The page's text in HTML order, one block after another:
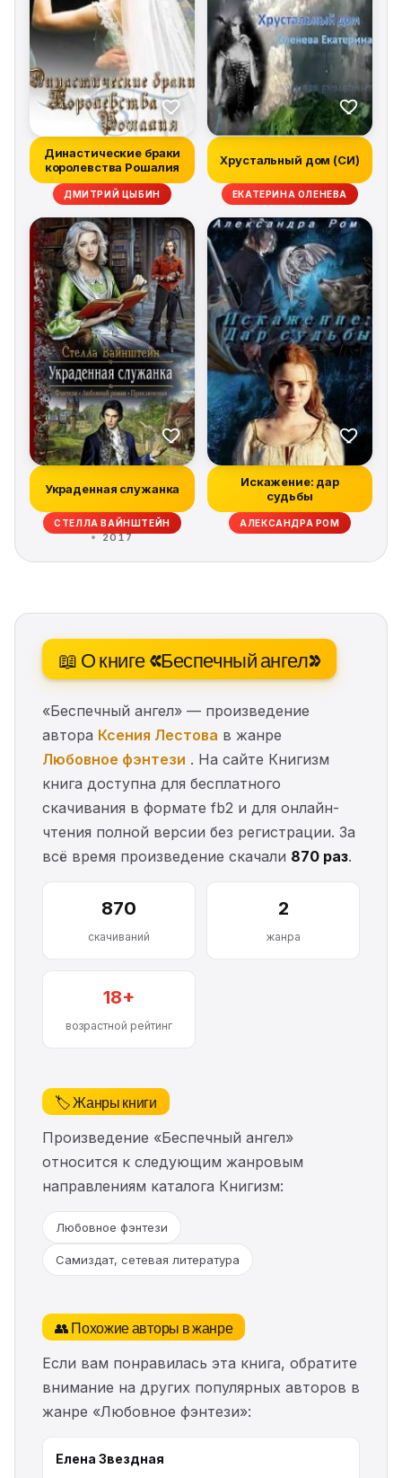
Династические браки
королевства Рошалия
ДМИТРИЙ ЦЫБИН
Хрустальный дом (СИ)
ЕКАТЕРИНА ОЛЕНЕВА
Украденная служанка
СТЕЛЛА ВАЙНШТЕЙН
2017
Искажение: дар
судьбы
АЛЕКСАНДРА РОМ
📖 О книге «Беспечный ангел»
«Беспечный ангел» — произведение
автора Ксения Лестова в жанре
Любовное фэнтези . На сайте Книгизм
книга доступна для бесплатного
скачивания в формате fb2 и для онлайн-
чтения полной версии без регистрации. За
всё время произведение скачали 870 раз.
870
скачиваний
2
жанра
18+
возрастной рейтинг
🏷️ Жанры книги
Произведение «Беспечный ангел»
относится к следующим жанровым
направлениям каталога Книгизм:
Любовное фэнтези
Самиздат, сетевая литература
👥 Похожие авторы в жанре
Если вам понравилась эта книга, обратите
внимание на других популярных авторов в
жанре «Любовное фэнтези»:
Елена Звездная